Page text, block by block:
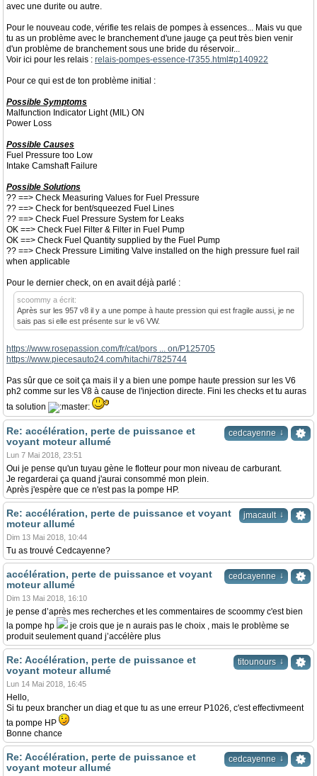
avec une durite ou autre.
Pour le nouveau code, vérifie tes relais de pompes à essences... Mais vu que
tu as un problème avec le branchement d'une jauge ça peut très bien venir
d'un problème de branchement sous une bride du réservoir...
Voir ici pour les relais : relais-pompes-essence-t7355.html#p140922
Pour ce qui est de ton problème initial :
Possible Symptoms
Malfunction Indicator Light (MIL) ON
Power Loss
Possible Causes
Fuel Pressure too Low
Intake Camshaft Failure
Possible Solutions
?? ==> Check Measuring Values for Fuel Pressure
?? ==> Check for bent/squeezed Fuel Lines
?? ==> Check Fuel Pressure System for Leaks
OK ==> Check Fuel Filter & Filter in Fuel Pump
OK ==> Check Fuel Quantity supplied by the Fuel Pump
?? ==> Check Pressure Limiting Valve installed on the high pressure fuel rail
when applicable
Pour le dernier check, on en avait déjà parlé :
scoommy a écrit:
Après sur les 957 v8 il y a une pompe à haute pression qui est fragile aussi, je ne
sais pas si elle est présente sur le v6 VW.
https://www.rosepassion.com/fr/cat/pors ... on/P125705
https://www.piecesauto24.com/hitachi/7825744
Pas sûr que ce soit ça mais il y a bien une pompe haute pression sur les V6
ph2 comme sur les V8 à cause de l'injection directe. Fini les checks et tu auras
ta solution
cedcayenne ↓
Re: accélération, perte de puissance et
voyant moteur allumé
Lun 7 Mai 2018, 23:51
Oui je pense qu'un tuyau gène le flotteur pour mon niveau de carburant.
Je regarderai ça quand j'aurai consommé mon plein.
Après j'espère que ce n'est pas la pompe HP.
jmacault ↓
Re: accélération, perte de puissance et voyant
moteur allumé
Dim 13 Mai 2018, 10:44
Tu as trouvé Cedcayenne?
cedcayenne ↓
accélération, perte de puissance et voyant
moteur allumé
Dim 13 Mai 2018, 16:10
je pense d’après mes recherches et les commentaires de scoommy c'est bien
la pompe hp
je crois que je n aurais pas le choix , mais le problème se
produit seulement quand j’accélère plus
titounours ↓
Re: Accélération, perte de puissance et
voyant moteur allumé
Lun 14 Mai 2018, 16:45
Hello,
Si tu peux brancher un diag et que tu as une erreur P1026, c'est effectivmeent
ta pompe HP
Bonne chance
cedcayenne ↓
Re: Accélération, perte de puissance et
voyant moteur allumé